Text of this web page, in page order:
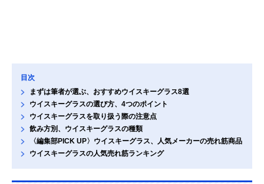
目次
まずは筆者が選ぶ、おすすめウイスキーグラス8選
ウイスキーグラスの選び方、4つのポイント
ウイスキーグラスを取り扱う際の注意点
飲み方別、ウイスキーグラスの種類
〈編集部PICK UP〉ウイスキーグラス、人気メーカーの売れ筋商品
ウイスキーグラスの人気売れ筋ランキング